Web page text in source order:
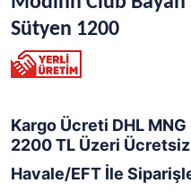
Sütyen 1200
Kargo Ücreti DHL
2200 TL Üzeri
Havale/EFT İle